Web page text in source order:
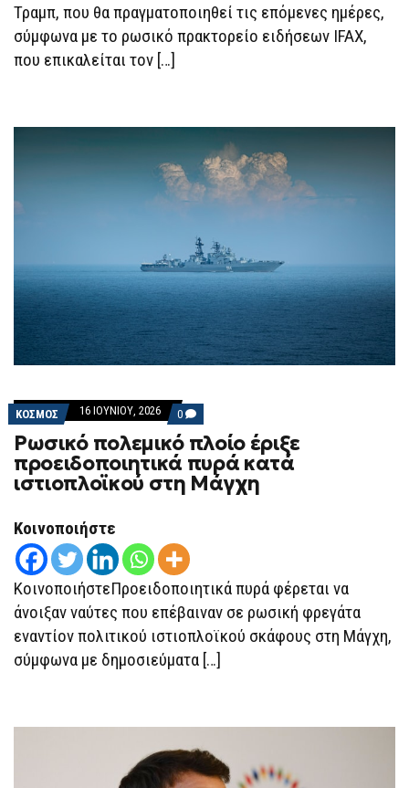
Τραμπ, που θα πραγματοποιηθεί τις επόμενες ημέρες,
σύμφωνα με το ρωσικό πρακτορείο ειδήσεων IFAX,
που επικαλείται τον […]
ΚΟΣΜΟΣ 16 ΙΟΥΝΊΟΥ, 2026 0 COMMENTS
ON
ΡΩΣΙΚΌ
ΠΟΛΕΜΙΚΌ
ΠΛΟΊΟ
ΈΡΙΞΕ
ΠΡΟΕΙΔΟΠΟΙΗΤΙΚΆ
ΣΤΗ
ΜΆΓΧΗ
Ρωσικό πολεμικό πλοίο έριξε
προειδοποιητικά πυρά κατά
ιστιοπλοϊκού στη Μάγχη
Κοινοποιήστε
ΚοινοποιήστεΠροειδοποιητικά πυρά φέρεται να
άνοιξαν ναύτες που επέβαιναν σε ρωσική φρεγάτα
εναντίον πολιτικού ιστιοπλοϊκού σκάφους στη Μάγχη,
σύμφωνα με δημοσιεύματα […]